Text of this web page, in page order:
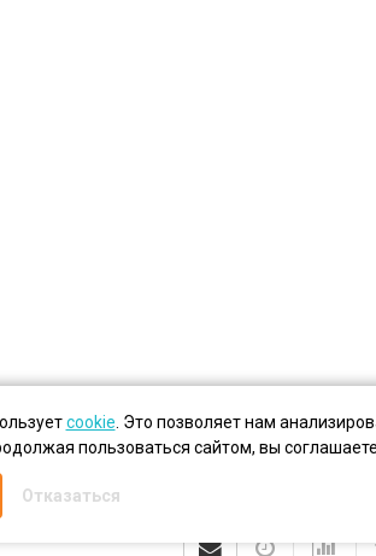
cookie . Это позволяет нам
пользоваться сайтом, вы
Отказаться